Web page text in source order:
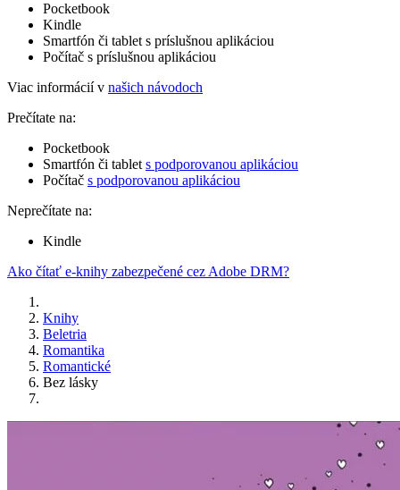
Pocketbook
Kindle
Smartfón či tablet s príslušnou aplikáciou
Počítač s príslušnou aplikáciou
Viac informácií v našich návodoch
Prečítate na:
Pocketbook
Smartfón či tablet s podporovanou aplikáciou
Počítač s podporovanou aplikáciou
Neprečítate na:
Kindle
Ako čítať e-knihy zabezpečené cez Adobe DRM?
Knihy
Beletria
Romantika
Romantické
Bez lásky